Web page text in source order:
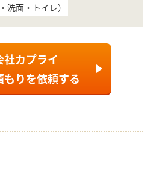
洗面・トイレ）
社カプライ
りを依頼する